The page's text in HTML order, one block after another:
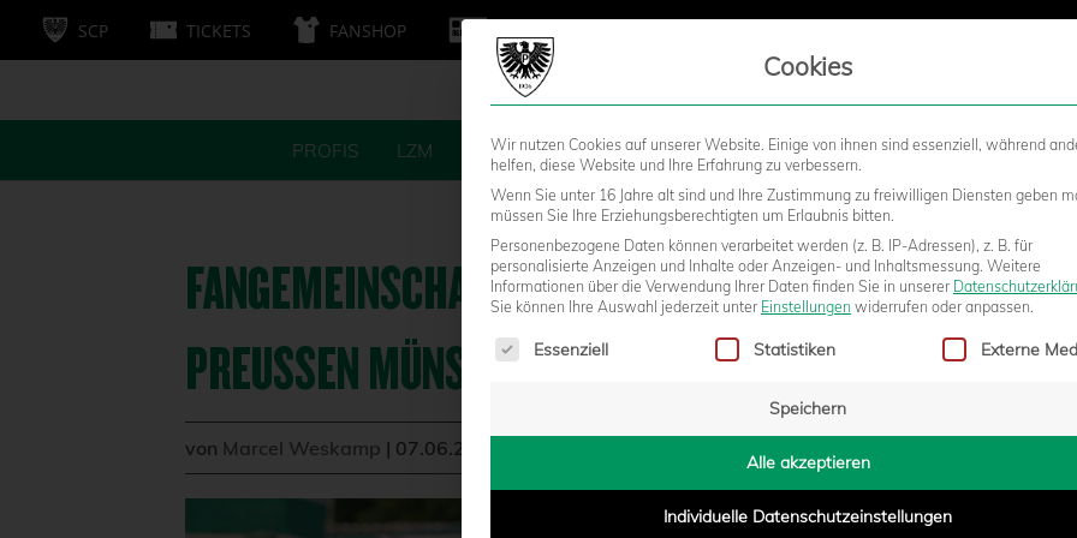
SCP TICKETS FANSHOP
PROFIS LZM FANS STADION BUSINESS KIDS
FANGEMEINSCHAFT ÜBERGIBT SPENDE AN SC
PREUSSEN MÜNSTER
von Marcel Weskamp | 07.06.2024 - 10:27
Cookies
Wir nutzen Cookies auf unserer Website. Einige von ihnen sind essenziell, während
helfen, diese Website und Ihre Erfahrung zu verbessern.
Wenn Sie unter 16 Jahre alt sind und Ihre Zustimmung zu freiwilligen Diensten geben
müssen Sie Ihre Erziehungsberechtigten um Erlaubnis bitten.
Personenbezogene Daten können verarbeitet werden (z. B. IP-Adressen), z. B. für
personalisierte Anzeigen und Inhalte oder Anzeigen- und Inhaltsmessung. Weitere
Informationen über die Verwendung Ihrer Daten finden Sie in unserer
Sie können Ihre Auswahl jederzeit unter Einstellungen widerrufen oder anpassen.
Es folgt eine Liste der Service-Gruppen, für die eine Einwilligung erteilt
Essenziell Statistiken Externe
Speichern
Alle akzeptieren
Individuelle Datenschutzeinstellungen